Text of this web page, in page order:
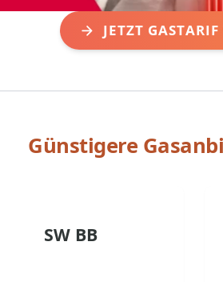
JETZT
Günstigere
SW BB